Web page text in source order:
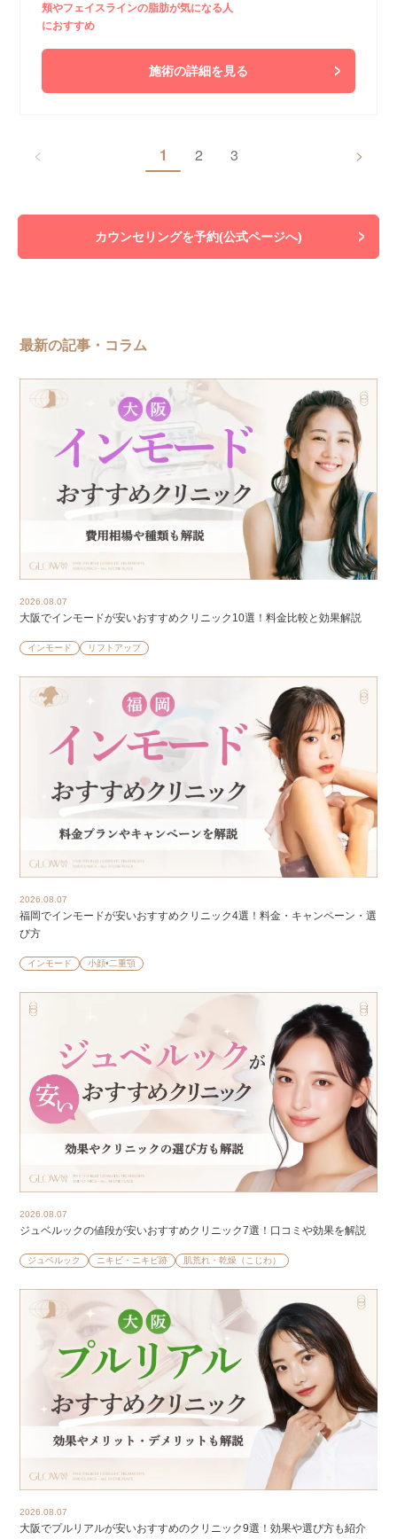
頬やフェイスラインの脂肪が気になる人
におすすめ
施術の詳細を見る
< 1 2 3 >
カウンセリングを予約(公式ページへ)
最新の記事・コラム
2026.08.07
大阪でインモードが安いおすすめクリニック10選！料金比較と効果解説
インモード リフトアップ
2026.08.07
福岡でインモードが安いおすすめクリニック4選！料金・キャンペーン・選
び方
インモード 小顔•二重顎
2026.08.07
ジュベルックの値段が安いおすすめクリニック7選！口コミや効果を解説
ジュベルック ニキビ・ニキビ跡 肌荒れ・乾燥（こじわ）
2026.08.07
大阪でプルリアルが安いおすすめのクリニック9選！効果や選び方も紹介